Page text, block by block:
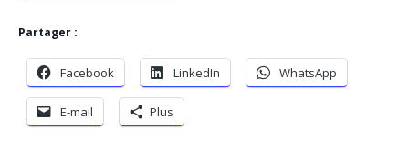
Partager :
Facebook LinkedIn WhatsApp
E-mail Plus